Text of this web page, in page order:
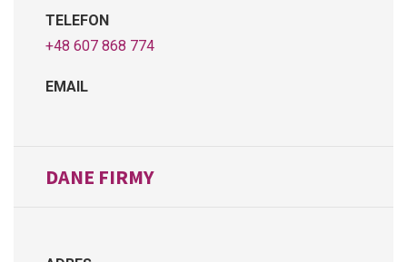
TELEFON
+48 607 868 774
EMAIL
DANE FIRMY